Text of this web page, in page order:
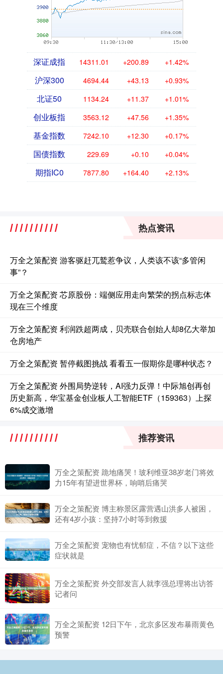
深证成指 14311.01 +200.89 +1.42%
沪深300 4694.44 +43.13 +0.93%
北证50 1134.24 +11.37 +1.01%
创业板指 3563.12 +47.56 +1.35%
基金指数 7242.10 +12.30 +0.17%
国债指数 229.69 +0.10 +0.04%
期指IC0 7877.80 +164.40 +2.13%
热点资讯
万全之策配资 游客驱赶兀鹫惹争议，人类该不该“多管闲
事”？
万全之策配资 芯原股份：端侧应用走向繁荣的拐点标志体
现在三个维度
万全之策配资 利润跌超两成，贝壳联合创始人却8亿大举加
仓房地产
万全之策配资 暂停截图挑战 看看五一假期你是哪种状态？
万全之策配资 外围局势逆转，AI强力反弹！中际旭创再创
历史新高，华宝基金创业板人工智能ETF（159363）上探
6%成交激增
推荐资讯
万全之策配资 跪地痛哭！玻利维亚38岁老门将效
力15年有望进世界杯，响哨后痛哭
万全之策配资 博主称景区露营遇山洪多人被困，
还有4岁小孩：坚持7小时等到救援
万全之策配资 宠物也有忧郁症，不信？以下这些
症状就是
万全之策配资 外交部发言人就李强总理将出访答
记者问
万全之策配资 12日下午，北京多区发布暴雨黄色
预警